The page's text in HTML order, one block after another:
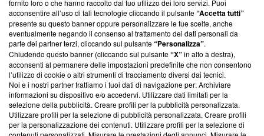
parte; Trust Project non ha ancora effettuato una verifica di
conformità agli standard.
Su di noi
Team editoriale
Corporate
Redazione
Informativa Privacy
fornito loro o che hanno raccolto dal tuo utilizzo dei loro servizi. Puoi
acconsentire all’uso di tali tecnologie cliccando il pulsante“Accetta tutti”
presente su questo banner oppure personalizzare le tue scelte, anche
eventualmente negando il consenso al trattamento dei dati personali da
parte dei partner terzi, cliccando sul pulsante“Personalizza”.
Chiudendo questo banner (cliccando sul pulsante“X”in alto a destra),
acconsenti al permanere delle impostazioni predefinite che non consentono
l’utilizzo di cookie o altri strumenti di tracciamento diversi dai tecnici.
Noi e i nostri partner trattiamo i tuoi dati di navigazione per: Archiviare
informazioni su dispositivo e/o accedervi. Utilizzare dati limitati per la
selezione della pubblicità. Creare profili per la pubblicità personalizzata.
Utilizzare profili per la selezione di pubblicità personalizzata. Creare profili
per la personalizzazione dei contenuti. Utilizzare profili per la selezione di